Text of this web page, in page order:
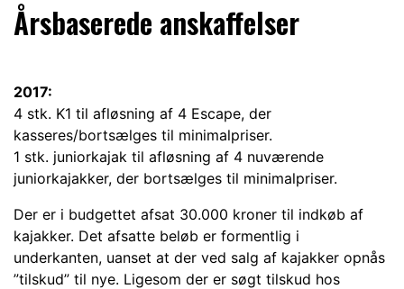
Årsbaserede anskaffelser
2017:
4 stk. K1 til afløsning af 4 Escape, der
kasseres/bortsælges til minimalpriser.
1 stk. juniorkajak til afløsning af 4 nuværende
juniorkajakker, der bortsælges til minimalpriser.
Der er i budgettet afsat 30.000 kroner til indkøb af
kajakker. Det afsatte beløb er formentlig i
underkanten, uanset at der ved salg af kajakker opnås
”tilskud” til nye. Ligesom der er søgt tilskud hos